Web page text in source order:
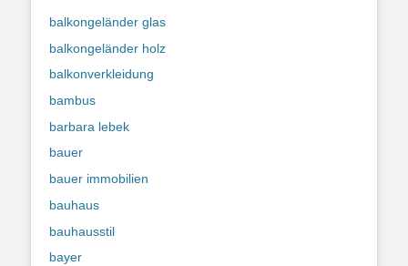
balkongeländer glas
balkongeländer holz
balkonverkleidung
bambus
barbara lebek
bauer
bauer immobilien
bauhaus
bauhausstil
bayer